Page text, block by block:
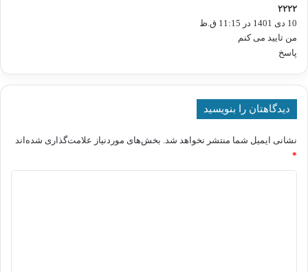
۲۲۲۲
ف
ت
10 دی 1401 در 11:15 ق.ظ
من تایید می کنم
پاسخ
دیدگاهتان را بنویسید
نشانی ایمیل شما منتشر نخواهد شد. بخش‌های موردنیاز علامت‌گذاری شده‌اند
*